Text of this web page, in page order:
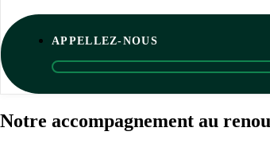
APPELLEZ-NOUS
Notre accompagnement au